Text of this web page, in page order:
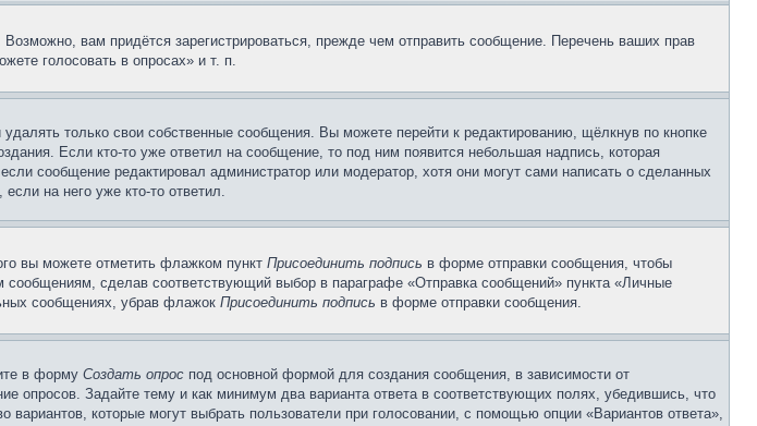
вам придётся зарегистрироваться, прежде чем отправить сообщение. Перечень ваших прав
голосовать в опросах» и т. п.
только свои собственные сообщения. Вы можете перейти к редактированию, щёлкнув по кнопке
Если кто-то уже ответил на сообщение, то под ним появится небольшая надпись, которая
сообщение редактировал администратор или модератор, хотя они могут сами написать о сделанных
на него уже кто-то ответил.
вы можете отметить флажком пункт Присоединить подпись в форме отправки сообщения, чтобы
сделав соответствующий выбор в параграфе «Отправка сообщений» пункта «Личные
сообщениях, убрав флажок Присоединить подпись в форме отправки сообщения.
в форму Создать опрос под основной формой для создания сообщения, в зависимости от
опросов. Задайте тему и как минимум два варианта ответа в соответствующих полях, убедившись, что
которые могут выбрать пользователи при голосовании, с помощью опции «Вариантов ответа»,